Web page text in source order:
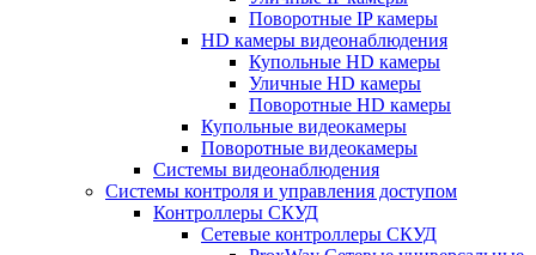
Поворотные IP камеры
HD камеры видеонаблюдения
Купольные HD камеры
Уличные HD камеры
Поворотные HD камеры
Купольные видеокамеры
Поворотные видеокамеры
Системы видеонаблюдения
Системы контроля и управления доступом
Контроллеры СКУД
Сетевые контроллеры СКУД